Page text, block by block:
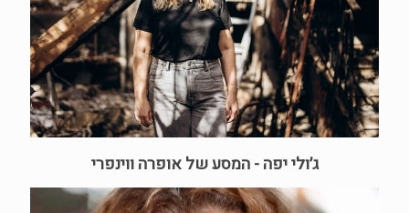
ג׳ולי יפה - המסע של אופרה ווינפרי